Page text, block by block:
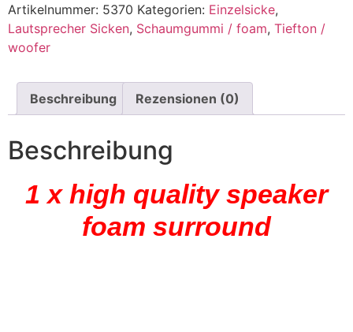
Artikelnummer: 5370 Kategorien: Einzelsicke,
Lautsprecher Sicken, Schaumgummi / foam, Tiefton /
woofer
Beschreibung Rezensionen (0)
Beschreibung
1 x high quality speaker
foam surround